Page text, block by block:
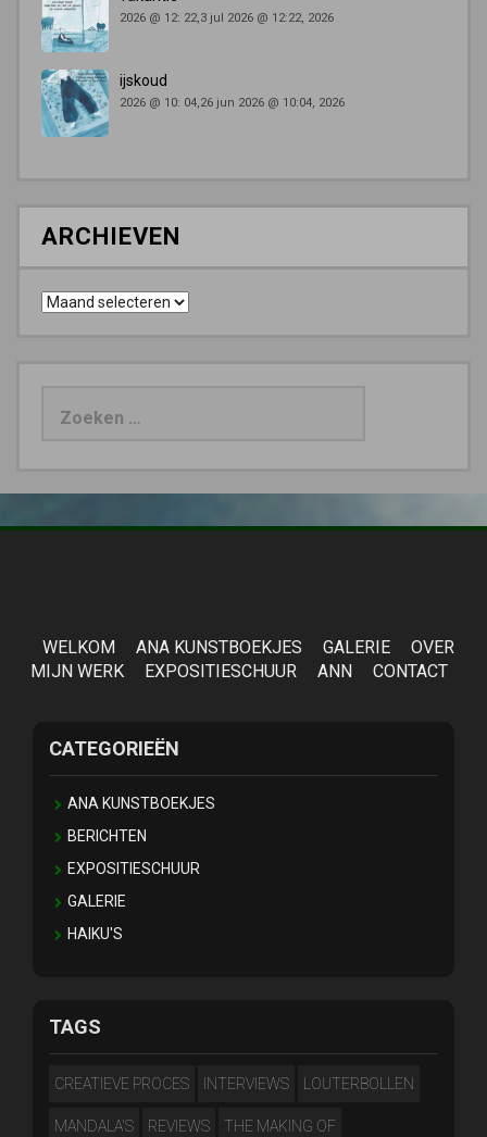
2026 @ 12: 22,3 jul 2026 @ 12:22, 2026
ijskoud
2026 @ 10: 04,26 jun 2026 @ 10:04, 2026
ARCHIEVEN
Archieven
WELKOM ANA KUNSTBOEKJES GALERIE
OVER
MIJN WERK
EXPOSITIESCHUUR ANN CONTACT
CATEGORIEËN
ANA KUNSTBOEKJES
BERICHTEN
EXPOSITIESCHUUR
GALERIE
HAIKU'S
TAGS
CREATIEVE PROCES INTERVIEWS LOUTERBOLLEN
MANDALA'S REVIEWS THE MAKING OF